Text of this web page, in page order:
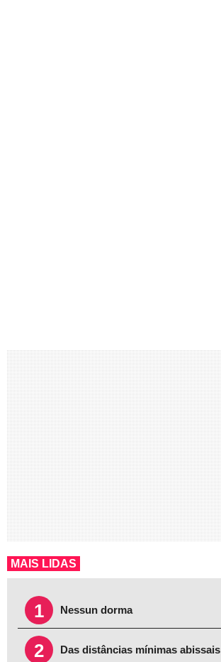
MAIS LIDAS
1 Nessun dorma
2 Das distâncias mínimas abissais